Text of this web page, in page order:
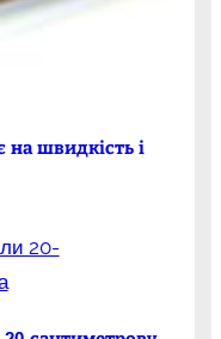
на швидкість і